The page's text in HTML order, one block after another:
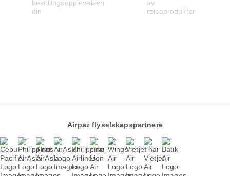
Airpaz flyselskapspartnere